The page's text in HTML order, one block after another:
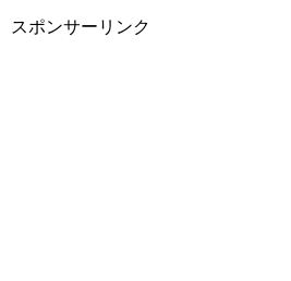
スポンサーリンク